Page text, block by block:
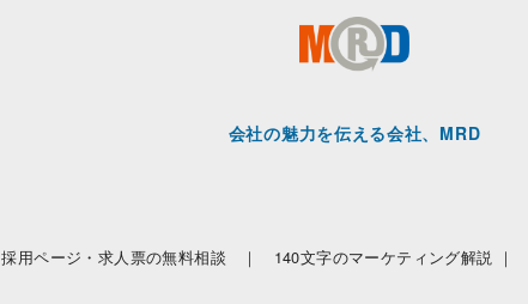
会社の魅力を伝える会社、MRD
採用ページ・求人票の無料相談 ｜ 140文字のマーケティング解説 ｜